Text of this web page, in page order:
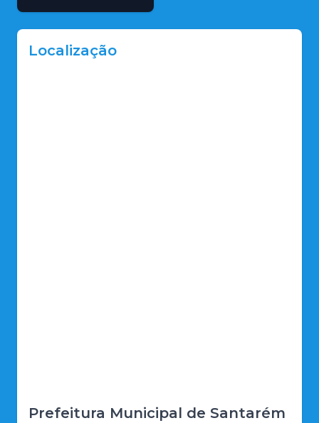
Localização
Prefeitura Municipal de Santarém